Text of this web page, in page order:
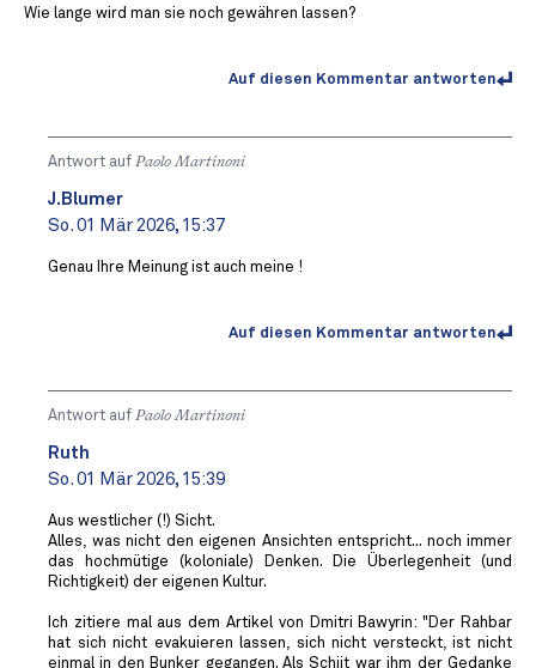
Wie lange wird man sie noch gewähren lassen?
Auf diesen Kommentar antworten
Antwort auf Paolo Martinoni
J.Blumer
So. 01 Mär 2026, 15:37
Genau Ihre Meinung ist auch meine !
Auf diesen Kommentar antworten
Antwort auf Paolo Martinoni
Ruth
So. 01 Mär 2026, 15:39
Aus westlicher (!) Sicht.
Alles, was nicht den eigenen Ansichten entspricht... noch immer
das hochmütige (koloniale) Denken. Die Überlegenheit (und
Richtigkeit) der eigenen Kultur.
Ich zitiere mal aus dem Artikel von Dmitri Bawyrin: "Der Rahbar
hat sich nicht evakuieren lassen, sich nicht versteckt, ist nicht
einmal in den Bunker gegangen. Als Schiit war ihm der Gedanke